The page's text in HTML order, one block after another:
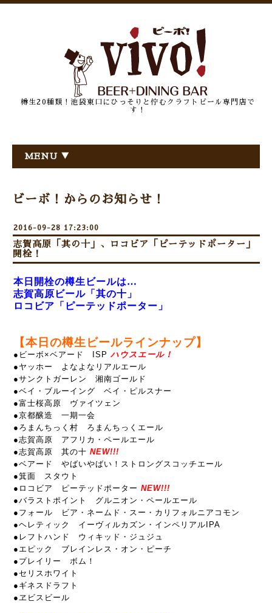
樽生20種類！池袋東口にひっそりと佇むクラフトビール専門店で
す！
MENU ▼
ビーボ！からのお知らせ！
2016-09-28 17:23:00
志賀高原「其の十」、ロコビア「ピーテッドポーター」
開栓！
本日開栓の樽生ビールは…
志賀高原ビール「其の十 」
ロコビア「ピーテッドポーター」
【本日の樽生ビールラインナップ】
● ビーボ×ベアード ISP ハウスエール！
●ヤッホー よなよなリアルエール
●サンクトガーレン 湘南ゴールド
●ベイ・ブルーイング ベイ・ピルスナー
●富士桜高原 ヴァイツェン
●京都醸造 一期一会
●ろまんちっく村 ろまんちっくエール
●志賀高原 アフリカ・ペールエール
●志賀高原 其の十 NEW!!!
●ベアード やばいやばい！ストロングスコッチエール
●箕面 スタウト
●ロコビア ピーテッドポーター NEW!!!
●バラストポイント グルニオン・ペールエール
●フォール ビア・ネームド・スー・カリフォルニアコモン
●ヘレティック イーヴィルカズン・インペリアルIPA
●レフトハンド ウィキッド・ジュジュ
●エピック ブレインレス・オン・ピーチ
●プレイリー ボム！
●セリスホワイト
●ギネスドラフト
●ヱビスビール